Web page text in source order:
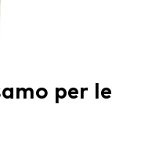
per le